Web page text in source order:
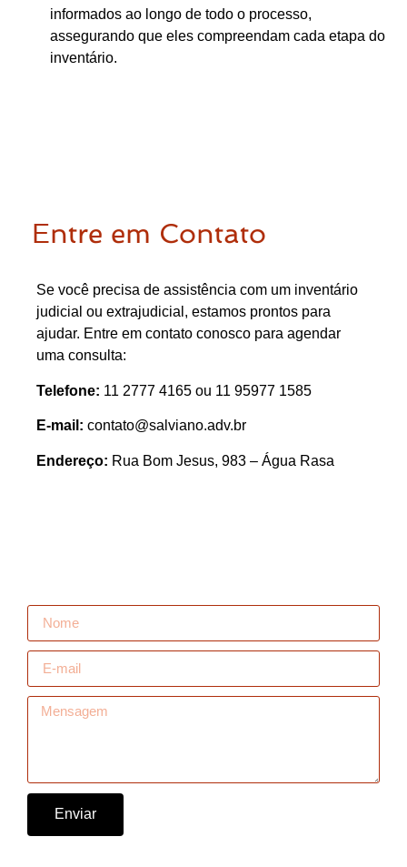
informados ao longo de todo o processo,
assegurando que eles compreendam cada etapa do
inventário.
Entre em Contato
Se você precisa de assistência com um inventário
judicial ou extrajudicial, estamos prontos para
ajudar. Entre em contato conosco para agendar
uma consulta:
Telefone: 11 2777 4165 ou 11 95977 1585
E-mail: contato@salviano.adv.br
Endereço: Rua Bom Jesus, 983 – Água Rasa
Enviar